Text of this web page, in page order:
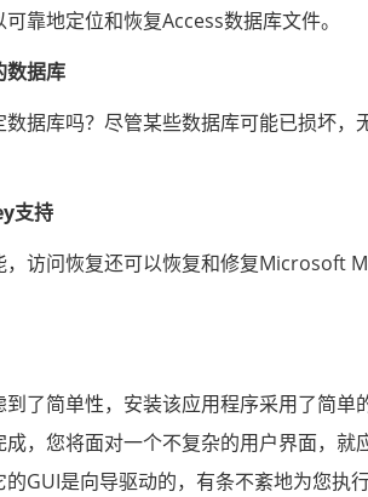
靠地定位和恢复Access数据库文件。
数据库
据库吗？尽管某些数据库可能已损坏，
支持
访问恢复还可以恢复和修复Microsoft
了简单性，安装该应用程序采用了简单
，您将面对一个不复杂的用户界面，就
GUI是向导驱动的，有条不紊地为您执